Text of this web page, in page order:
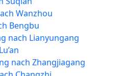
Wanzhou
Bengbu
nach Lianyungang
nach Zhangjiagang